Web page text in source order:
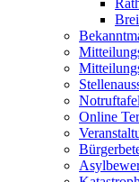
Notruftafel
Online